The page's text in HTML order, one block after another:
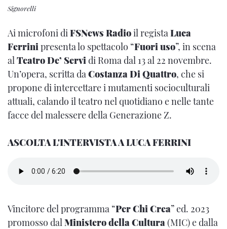
Signorelli
Ai microfoni diFSNews Radioil registaLuca
Ferrinipresenta lo spettacolo “Fuori uso”, in scena
alTeatro De’ Servidi Roma dal 13 al 22 novembre.
Un’opera, scritta daCostanza Di Quattro, che si
propone di intercettare i mutamenti socioculturali
attuali, calando il teatro nel quotidiano e nelle tante
facce del malessere della Generazione Z.
ASCOLTA L'INTERVISTA A LUCA FERRINI
Vincitore del programma “Per Chi Crea” ed. 2023
promosso dalMinistero della Cultura(MIC) e dalla